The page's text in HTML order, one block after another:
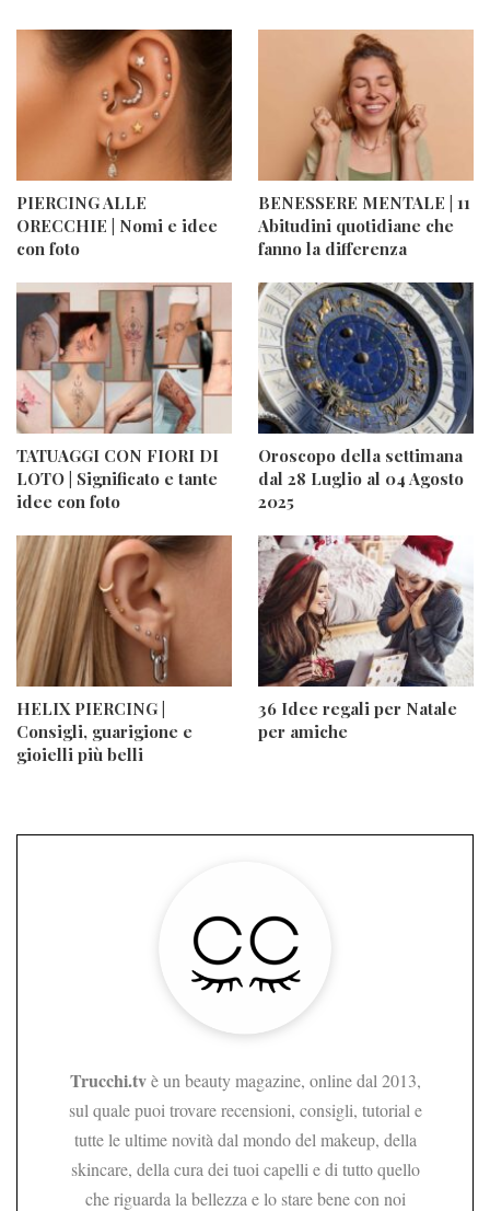
PIERCING ALLE
ORECCHIE | Nomi e idee
con foto
BENESSERE MENTALE | 11
Abitudini quotidiane che
fanno la differenza
TATUAGGI CON FIORI DI
LOTO | Significato e tante
idee con foto
Oroscopo della settimana
dal 28 Luglio al 04 Agosto
2025
HELIX PIERCING |
Consigli, guarigione e
gioielli più belli
36 Idee regali per Natale
per amiche
Trucchi.tvè un beauty magazine, online dal 2013,
sul quale puoi trovare recensioni, consigli, tutorial e
tutte le ultime novità dal mondo del makeup, della
skincare, della cura dei tuoi capelli e di tutto quello
che riguarda la bellezza e lo stare bene con noi